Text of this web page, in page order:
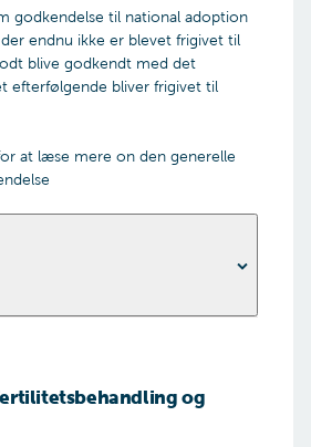
der er tilknyttet
godkendelse til national adoption
endnu ikke er blevet frigivet til
blive godkendt med det
efterfølgende bliver frigivet til
at læse mere on den generelle
godkendt til at adoptere et barn i
0-48 måneder. Barnet skal
og